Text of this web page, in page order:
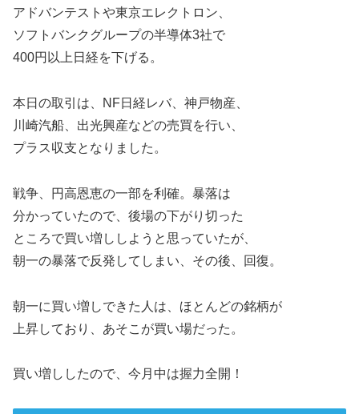
アドバンテストや東京エレクトロン、
ソフトバンクグループの半導体3社で
400円以上日経を下げる。
本日の取引は、NF日経レバ、神戸物産、
川崎汽船、出光興産などの売買を行い、
プラス収支となりました。
戦争、円高恩恵の一部を利確。暴落は
分かっていたので、後場の下がり切った
ところで買い増ししようと思っていたが、
朝一の暴落で反発してしまい、その後、回復。
朝一に買い増しできた人は、ほとんどの銘柄が
上昇しており、あそこが買い場だった。
買い増ししたので、今月中は握力全開！